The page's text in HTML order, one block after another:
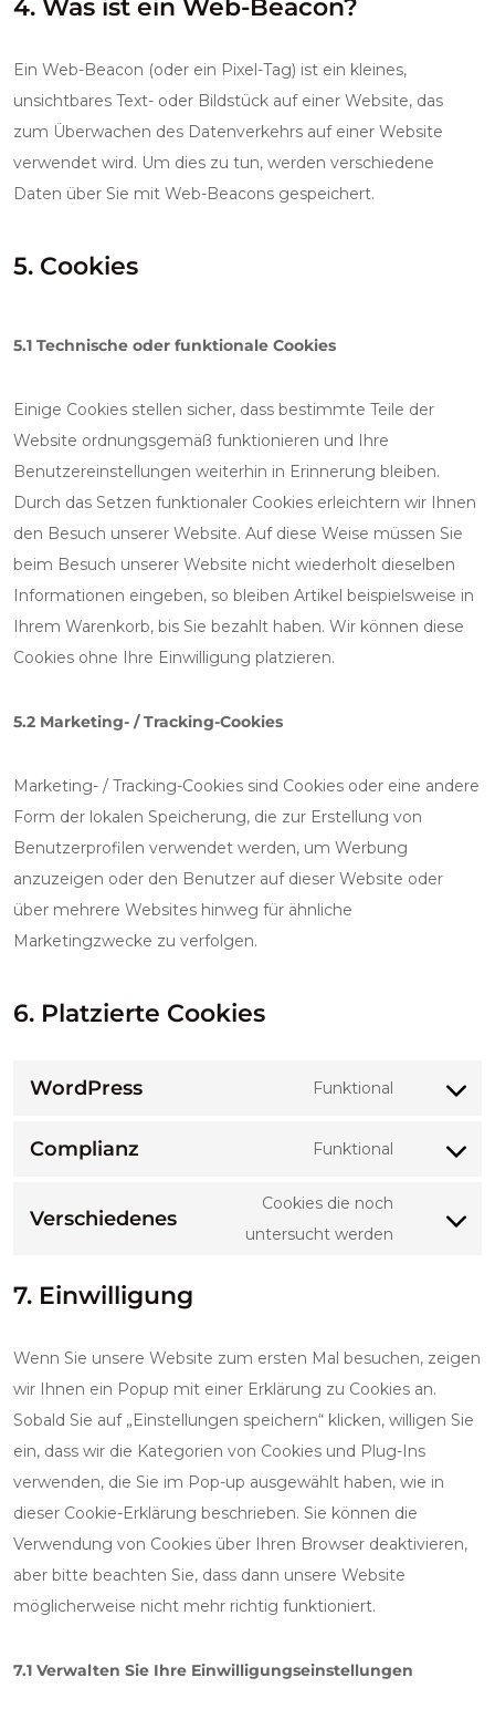
4. Was ist ein Web-Beacon?
Ein Web-Beacon (oder ein Pixel-Tag) ist ein kleines,
unsichtbares Text- oder Bildstück auf einer Website, das
zum Überwachen des Datenverkehrs auf einer Website
verwendet wird. Um dies zu tun, werden verschiedene
Daten über Sie mit Web-Beacons gespeichert.
5. Cookies
5.1 Technische oder funktionale Cookies
Einige Cookies stellen sicher, dass bestimmte Teile der
Website ordnungsgemäß funktionieren und Ihre
Benutzereinstellungen weiterhin in Erinnerung bleiben.
Durch das Setzen funktionaler Cookies erleichtern wir Ihnen
den Besuch unserer Website. Auf diese Weise müssen Sie
beim Besuch unserer Website nicht wiederholt dieselben
Informationen eingeben, so bleiben Artikel beispielsweise in
Ihrem Warenkorb, bis Sie bezahlt haben. Wir können diese
Cookies ohne Ihre Einwilligung platzieren.
5.2 Marketing- / Tracking-Cookies
Marketing- / Tracking-Cookies sind Cookies oder eine andere
Form der lokalen Speicherung, die zur Erstellung von
Benutzerprofilen verwendet werden, um Werbung
anzuzeigen oder den Benutzer auf dieser Website oder
über mehrere Websites hinweg für ähnliche
Marketingzwecke zu verfolgen.
6. Platzierte Cookies
WordPress Funktional Consent
Complianz Funktional Consent
Verschiedenes
Cookies die noch
untersucht werden
Consent
7. Einwilligung
Wenn Sie unsere Website zum ersten Mal besuchen, zeigen
wir Ihnen ein Popup mit einer Erklärung zu Cookies an.
Sobald Sie auf „Einstellungen speichern“ klicken, willigen Sie
ein, dass wir die Kategorien von Cookies und Plug-Ins
verwenden, die Sie im Pop-up ausgewählt haben, wie in
dieser Cookie-Erklärung beschrieben. Sie können die
Verwendung von Cookies über Ihren Browser deaktivieren,
aber bitte beachten Sie, dass dann unsere Website
möglicherweise nicht mehr richtig funktioniert.
7.1 Verwalten Sie Ihre Einwilligungseinstellungen